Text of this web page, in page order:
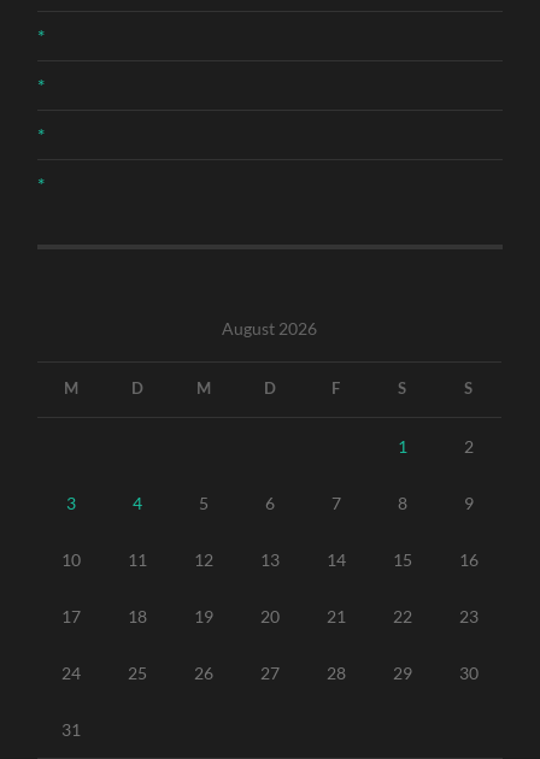
*
*
*
*
August 2026
M D M D F S S
1 2
3 4 5 6 7 8 9
10 11 12 13 14 15 16
17 18 19 20 21 22 23
24 25 26 27 28 29 30
31